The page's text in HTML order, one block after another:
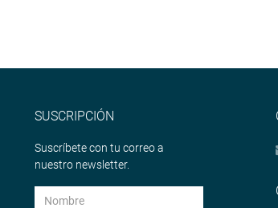
SUSCRIPCIÓN
Suscríbete con tu correo a
nuestro newsletter.